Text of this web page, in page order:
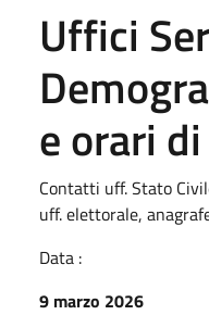
Uffici
e orari
Contatti uff. Stato
uff. elettorale,
Data :
9 marzo 2026